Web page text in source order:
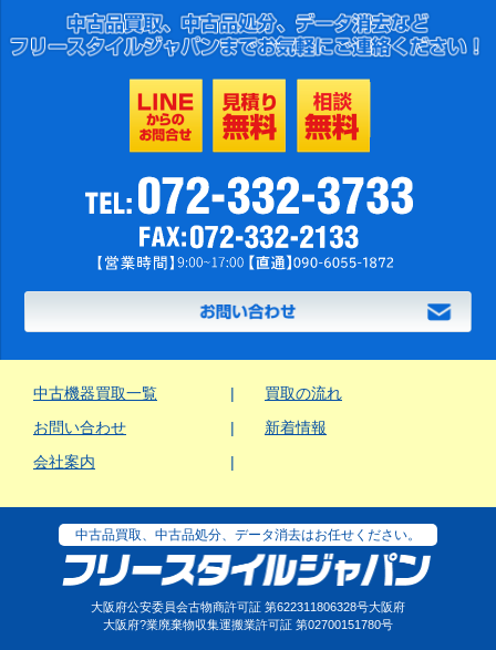
中古機器買取一覧
買取の流れ
お問い合わせ
新着情報
会社案内
中古品買取、中古品処分、データ消去はお任せください。
大阪府公安委員会古物商許可証 第622311806328号大阪府
大阪府?業廃棄物収集運搬業許可証 第02700151780号